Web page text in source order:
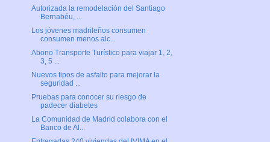
Autorizada la remodelación del Santiago
Bernabéu, ...
Los jóvenes madrileños consumen
consumen menos alc...
Abono Transporte Turístico para viajar 1, 2,
3, 5 ...
Nuevos tipos de asfalto para mejorar la
seguridad ...
Pruebas para conocer su riesgo de
padecer diabetes
La Comunidad de Madrid colabora con el
Banco de Al...